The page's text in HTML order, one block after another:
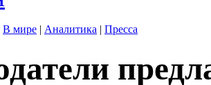
В мире | Аналитика | Пресса